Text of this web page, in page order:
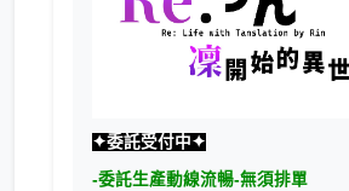
✦委託受付中✦
-委託生產動線流暢-無須排單